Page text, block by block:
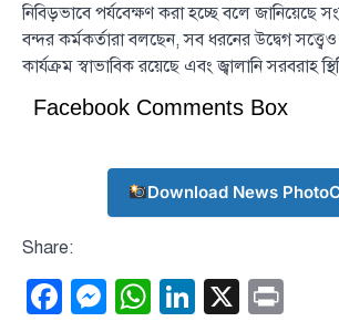
নিবিড়ভাবে পর্যবেক্ষণ করা হচ্ছে বলে জানিয়েছে
বন্দর কর্মকর্তারা বলছেন, সব ধরনের উদ্বেগ সত্ত্বেও
কার্যক্রম স্বাভাবিক রয়েছে এবং জ্বালানি সরবরাহ
Facebook Comments Box
Download News
Share:
Facebook
Messenger
WhatsApp
LinkedIn
X